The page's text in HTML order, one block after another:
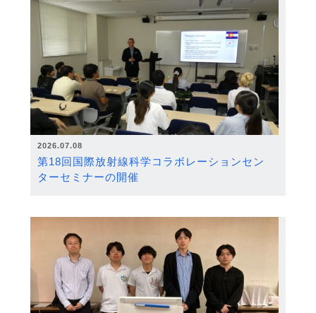
2026.07.08
第18回国際放射線科学コラボレーションセン
ターセミナーの開催